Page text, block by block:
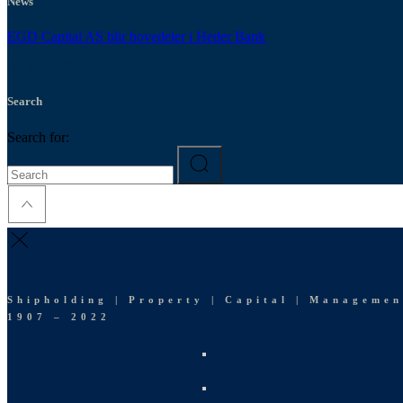
EGD Capital AS blir hovedeier i Heder Bank
Search
Search for:
Shipholding | Property | Capital |
1907 – 2022